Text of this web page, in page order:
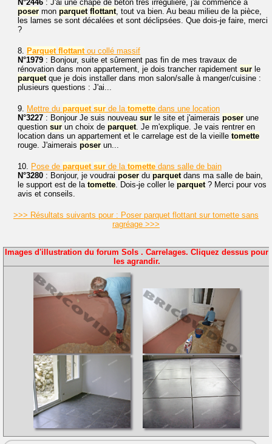
N°2446 : J'ai une chape de béton très irrégulière, j'ai commencé à
poser mon parquet flottant, tout va bien. Au beau milieu de la pièce,
les lames se sont décalées et sont déclipsées. Que dois-je faire, merci
?
8. Parquet flottantou collé massif
N°1979 : Bonjour, suite et sûrement pas fin de mes travaux de
rénovation dans mon appartement, je dois trancher rapidement sur le
parquetque je dois installer dans mon salon/salle à manger/cuisine :
plusieurs questions : J'ai...
9. Mettre du parquet sur de la tomette dans une location
N°3227 : Bonjour Je suis nouveau sur le site et j'aimerais poser une
question sur un choix de parquet. Je m'explique. Je vais rentrer en
location dans un appartement et le carrelage est de la vieille tomette
rouge. J'aimerais poser un...
10. Pose de parquet sur de la tomette dans salle de bain
N°3280 : Bonjour, je voudrai poser du parquetdans ma salle de bain,
le support est de la tomette. Dois-je coller le parquet? Merci pour vos
avis et conseils.
>>> Résultats suivants pour : Poser parquet flottant sur tomette sans
ragréage >>>
Images d'illustration du forum Sols . Carrelages. Cliquez dessus pour
les agrandir.